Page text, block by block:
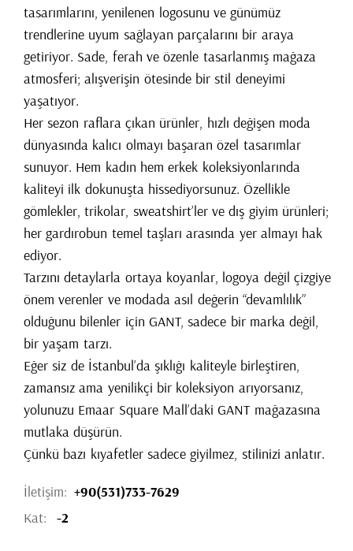
tasarımlarını, yenilenen logosunu ve günümüz
trendlerine uyum sağlayan parçalarını bir araya
getiriyor. Sade, ferah ve özenle tasarlanmış mağaza
atmosferi; alışverişin ötesinde bir stil deneyimi
yaşatıyor.
Her sezon raflara çıkan ürünler, hızlı değişen moda
dünyasında kalıcı olmayı başaran özel tasarımlar
sunuyor. Hem kadın hem erkek koleksiyonlarında
kaliteyi ilk dokunuşta hissediyorsunuz. Özellikle
gömlekler, trikolar, sweatshirt’ler ve dış giyim ürünleri;
her gardırobun temel taşları arasında yer almayı hak
ediyor.
Tarzını detaylarla ortaya koyanlar, logoya değil çizgiye
önem verenler ve modada asıl değerin “devamlılık”
olduğunu bilenler için GANT, sadece bir marka değil,
bir yaşam tarzı.
Eğer siz de İstanbul’da şıklığı kaliteyle birleştiren,
zamansız ama yenilikçi bir koleksiyon arıyorsanız,
yolunuzu Emaar Square Mall’daki GANT mağazasına
mutlaka düşürün.
Çünkü bazı kıyafetler sadece giyilmez, stilinizi anlatır.
İletişim: +90(531)733-7629
Kat:
-2